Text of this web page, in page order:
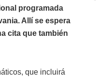
programada
Allí se espera
cita que también
que incluirá